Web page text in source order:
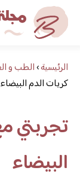
مجلةالرئيسية›الطب و
كريات الدم البيضاء
تجربتي
البيضاء